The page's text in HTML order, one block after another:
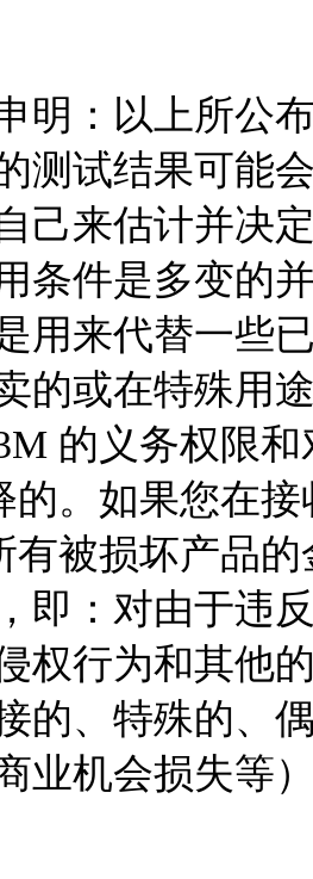
明：以上所公
测试结果可能
己来估计并决
条件是多变的
用来代替一些
的或在特殊用
的义务权限
的。如果您在
有被损坏产品
即：对由于违
权行为和其他
的、特殊的、
业机会损失等